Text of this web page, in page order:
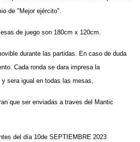
de "Mejor ejército".
de juego son 180cm x 120cm.
durante las partidas. En caso de duda
Cada ronda se dara impresa la
sera igual en todas las mesas,
que ser enviadas a traves del Mantic
del día 10de SEPTIEMBRE 2023